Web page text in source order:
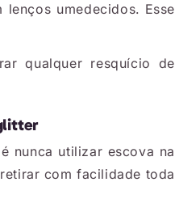
umedecidos. Esse
qualquer resquício de
nunca utilizar escova na
com facilidade toda